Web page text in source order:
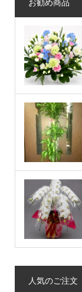
お勧め商品
人気のご注文